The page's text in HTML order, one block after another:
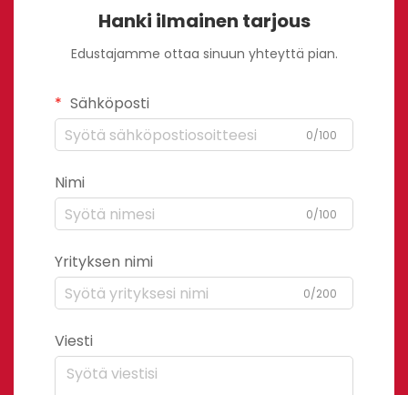
Hanki ilmainen tarjous
Edustajamme ottaa sinuun yhteyttä pian.
Sähköposti
0/100
Nimi
0/100
Yrityksen nimi
0/200
Viesti